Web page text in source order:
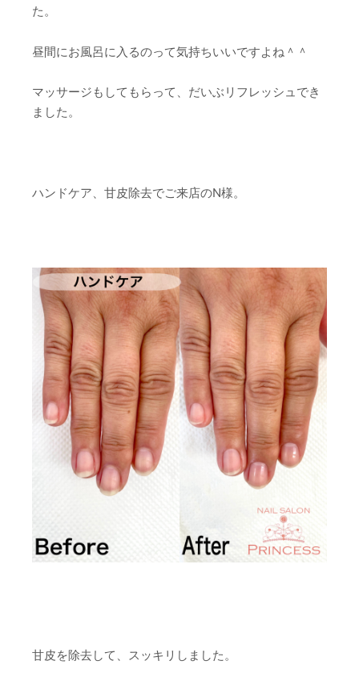
た。
昼間にお風呂に入るのって気持ちいいですよね＾＾
マッサージもしてもらって、だいぶリフレッシュでき
ました。
ハンドケア、甘皮除去でご来店のN様。
甘皮を除去して、スッキリしました。